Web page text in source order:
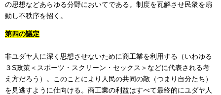
の思想などあらゆる分野においてである。制度を瓦解させ民衆を扇
動し不秩序を招く。
第四の議定
非ユダヤ人に深く思想させないために商工業を利用する（いわゆる
３S政策＜スポーツ・スクリーン・セックス＞などに代表される考
え方だろう）。このことにより人民の共同の敵（つまり自分たち）
を見逃すように仕向ける。商工業の利益はすべて最終的にユダヤ人